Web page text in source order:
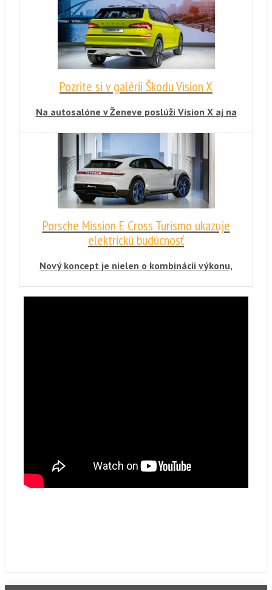
chýbajúcimi dverami. Nejde však len o výstrel
do tmy a snahu zaujať na autosalóne.
Ženevská novinka sa začne v štvrtom kvartáli
skutočne predávať. Cena exkluzívnej verzie sa
Pozrite si v galérii Škodu Vision X
Na autosalóne v Ženeve poslúži Vision X aj na
oblasti mobility a konektivity.
Porsche Mission E Cross Turismo ukazuje
elektrickú budúcnosť
Nový koncept je nielen o kombinácii výkonu,
displejoch, ktoré monitorujú pohľad vodiča.